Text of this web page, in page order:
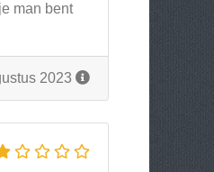
man bent
2023